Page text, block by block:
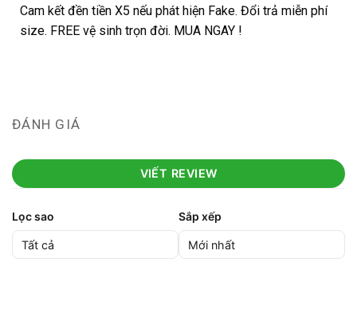
Cam kết đền tiền X5 nếu phát hiện Fake. Đổi trả miễn phí
size. FREE vệ sinh trọn đời. MUA NGAY !
ĐÁNH GIÁ
VIẾT REVIEW
Lọc sao Sắp xếp